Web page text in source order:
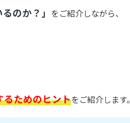
のか？」 をご紹介しながら、
ためのヒントをご紹介します。